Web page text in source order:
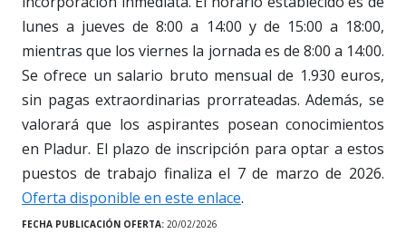
lunes a jueves de 8:00 a 14:00 y de 15:00 a 18:00,
mientras que los viernes la jornada es de 8:00 a 14:00.
Se ofrece un salario bruto mensual de 1.930 euros,
sin pagas extraordinarias prorrateadas. Además, se
valorará que los aspirantes posean conocimientos
en Pladur. El plazo de inscripción para optar a estos
puestos de trabajo finaliza el 7 de marzo de 2026.
Oferta disponible en este enlace.
FECHA PUBLICACIÓN OFERTA: 20/02/2026